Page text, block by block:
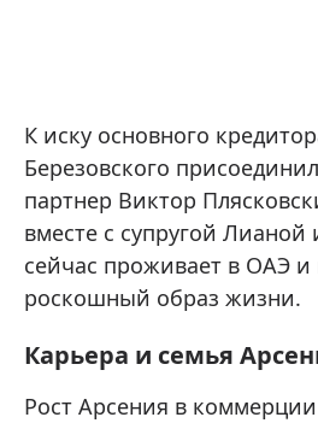
К иску основного
Березовского
партнер Виктор
вместе с супругой Лианой
сейчас проживает в ОАЭ и
роскошный образ жизни.
Карьера и семья
Рост Арсения в коммерции